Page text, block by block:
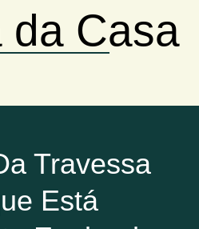
da Casa
Travessa
Está